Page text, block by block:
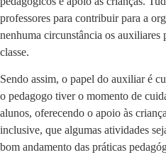
professores para contribuir para a
nenhuma circunstância os auxiliares
classe.
Sendo assim, o papel do auxiliar é
o pedagogo tiver o momento de
alunos, oferecendo o apoio às
inclusive, que algumas atividades
bom andamento das práticas